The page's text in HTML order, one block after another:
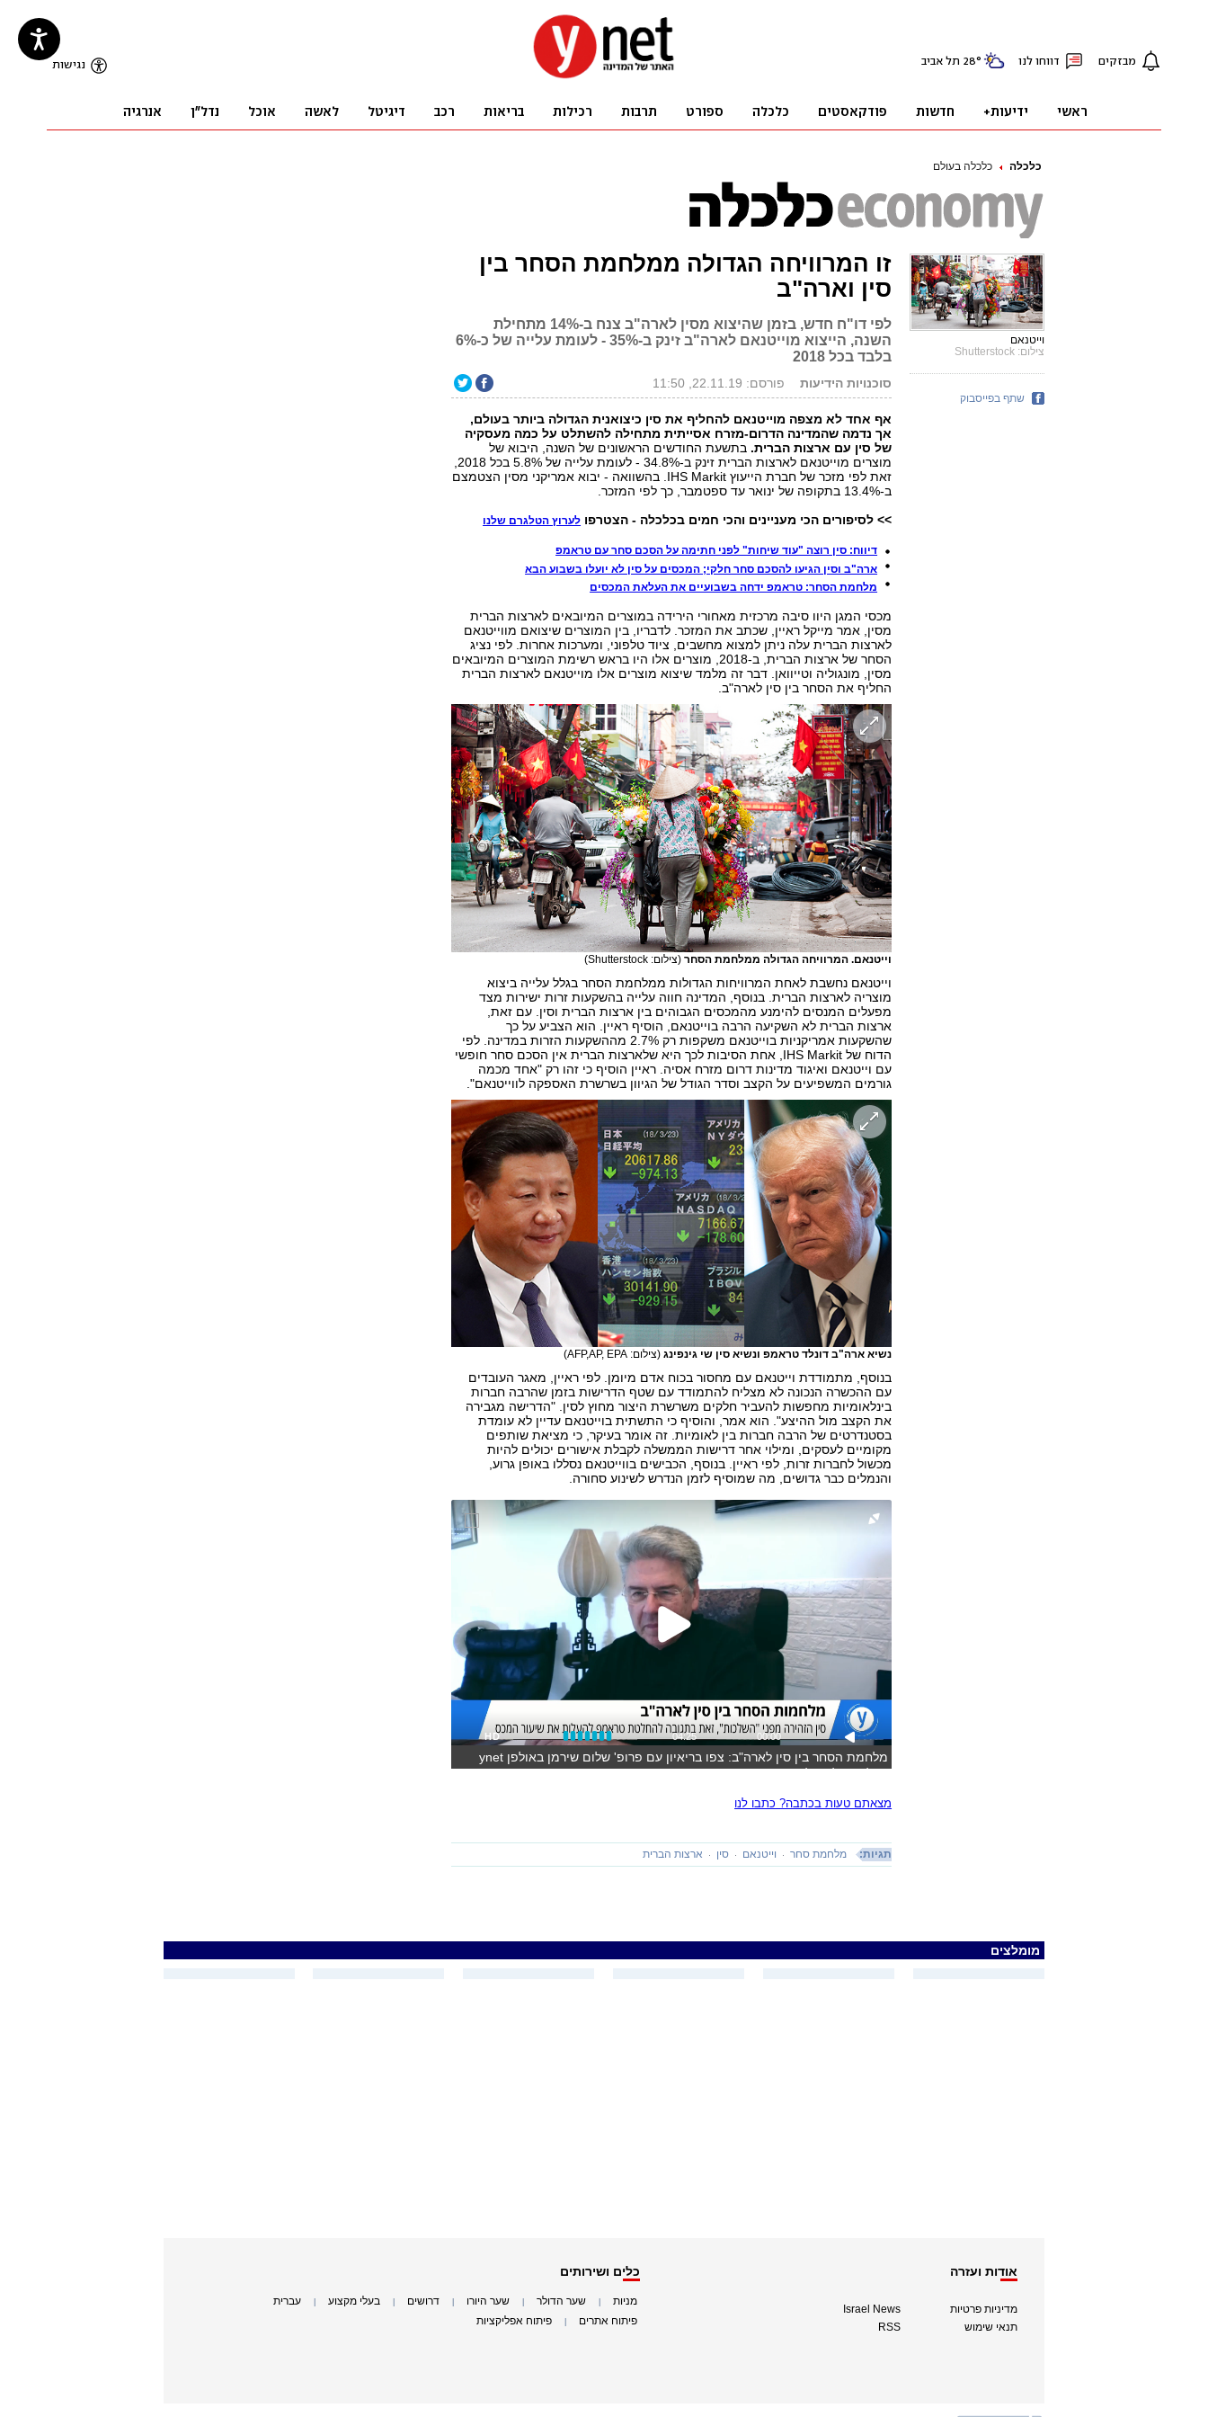
כלכלה כלכלה בעולם
זו המרוויחה הגדולה ממלחמת הסחר בין
סין וארה"ב
לפי דו"ח חדש, בזמן שהיצוא מסין לארה"ב צנח ב-14% מתחילת
השנה, הייצוא מוייטנאם לארה"ב זינק ב-35% - לעומת עלייה של כ-6%
בלבד בכל 2018
סוכנויות הידיעות פורסם: 22.11.19, 11:50
אף אחד לא מצפה מוייטנאם להחליף את סין כיצואנית הגדולה ביותר בעולם,
אך נדמה שהמדינה הדרום-מזרח אסייתית מתחילה להשתלט על כמה מעסקיה
של סין עם ארצות הברית. בתשעת החודשים הראשונים של השנה, היבוא של
מוצרים מוייטנאם לארצות הברית זינק ב-34.8% - לעומת עלייה של 5.8% בכל 2018,
זאת לפי מזכר של חברת הייעוץ IHS Markit. בהשוואה - יבוא אמריקני מסין הצטמצם
ב-13.4% בתקופה של ינואר עד ספטמבר, כך לפי המזכר.
>> לסיפורים הכי מעניינים והכי חמים בכלכלה - הצטרפו לערוץ הטלגרם שלנו
דיווח: סין רוצה "עוד שיחות" לפני חתימה על הסכם סחר עם טראמפ
ארה"ב וסין הגיעו להסכם סחר חלקי; המכסים על סין לא יועלו בשבוע הבא
מלחמת הסחר: טראמפ ידחה בשבועיים את העלאת המכסים
מכסי המגן היוו סיבה מרכזית מאחורי הירידה במוצרים המיובאים לארצות הברית
מסין, אמר מייקל ראיין, שכתב את המזכר. לדבריו, בין המוצרים שיצואם מווייטנאם
לארצות הברית עלה ניתן למצוא מחשבים, ציוד טלפוני, ומערכות אחרות. לפי נציג
הסחר של ארצות הברית, ב-2018, מוצרים אלו היו בראש רשימת המוצרים המיובאים
מסין, מונגוליה וטייוואן. דבר זה מלמד שיצוא מוצרים אלו מוייטנאם לארצות הברית
החליף את הסחר בין סין לארה"ב.
וייטנאם. המרוויחה הגדולה ממלחמת הסחר (צילום: Shutterstock)
וייטנאם נחשבת לאחת המרוויחות הגדולות ממלחמת הסחר בגלל עלייה ביצוא
מוצריה לארצות הברית. בנוסף, המדינה חווה עלייה בהשקעות זרות ישירות מצד
מפעלים המנסים להימנע מהמכסים הגבוהים בין ארצות הברית וסין. עם זאת,
ארצות הברית לא השקיעה הרבה בוייטנאם, הוסיף ראיין. הוא הצביע על כך
שהשקעות אמריקניות בוייטנאם משקפות רק 2.7% מההשקעות הזרות במדינה. לפי
הדוח של IHS Markit, אחת הסיבות לכך היא שלארצות הברית אין הסכם סחר חופשי
עם וייטנאם ואיגוד מדינות דרום מזרח אסיה. ראיין הוסיף כי זהו רק "אחד מכמה
גורמים המשפיעים על הקצב וסדר הגודל של הגיוון בשרשרת האספקה לווייטנאם".
נשיא ארה"ב דונלד טראמפ ונשיא סין שי גינפינג (צילום: AFP,AP, EPA)
בנוסף, מתמודדת וייטנאם עם מחסור בכוח אדם מיומן. לפי ראיין, מאגר העובדים
עם ההכשרה הנכונה לא מצליח להתמודד עם שטף הדרישות בזמן שהרבה חברות
בינלאומיות מחפשות להעביר חלקים משרשרת היצור מחוץ לסין. "הדרישה מגבירה
את הקצב מול ההיצע". הוא אמר, והוסיף כי התשתית בוייטנאם עדיין לא עומדת
בסטנדרטים של הרבה חברות בין לאומיות. זה אומר בעיקר, כי מציאת שותפים
מקומיים לעסקים, ומילוי אחר דרישות הממשלה לקבלת אישורים יכולים להיות
מכשול לחברות זרות, לפי ראיין. בנוסף, הכבישים בווייטנאם נסללו באופן גרוע,
והנמלים כבר גדושים, מה שמוסיף לזמן הנדרש לשינוע סחורה.
00:00
04:25
HD
מלחמת הסחר בין סין לארה"ב: צפו בריאיון עם פרופ' שלום שירמן באולפן ynet
(צילום: אלי סגל)
מצאתם טעות בכתבה? כתבו לנו
תגיות: מלחמת סחר וייטנאם סין ארצות הברית
וייטנאם
צילום: Shutterstock
שתף בפייסבוק
מומלצים
אודות ועזרה
מדיניות פרטיות
תנאי שימוש
Israel News
RSS
כלים ושירותים
מניות שער הדולר שער היורו דרושים בעלי מקצוע עברית
פיתוח אתרים פיתוח אפליקציות